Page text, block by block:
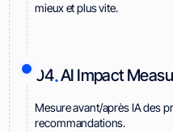
mieux et plus vite.
04.AI Impact
Mesure avant/après IA des
recommandations.